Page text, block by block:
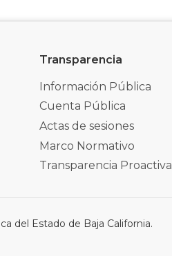
Transparencia
Información Pública
Cuenta Pública
Actas de sesiones
Marco Normativo
Transparencia Proactiva
del Estado de Baja California.